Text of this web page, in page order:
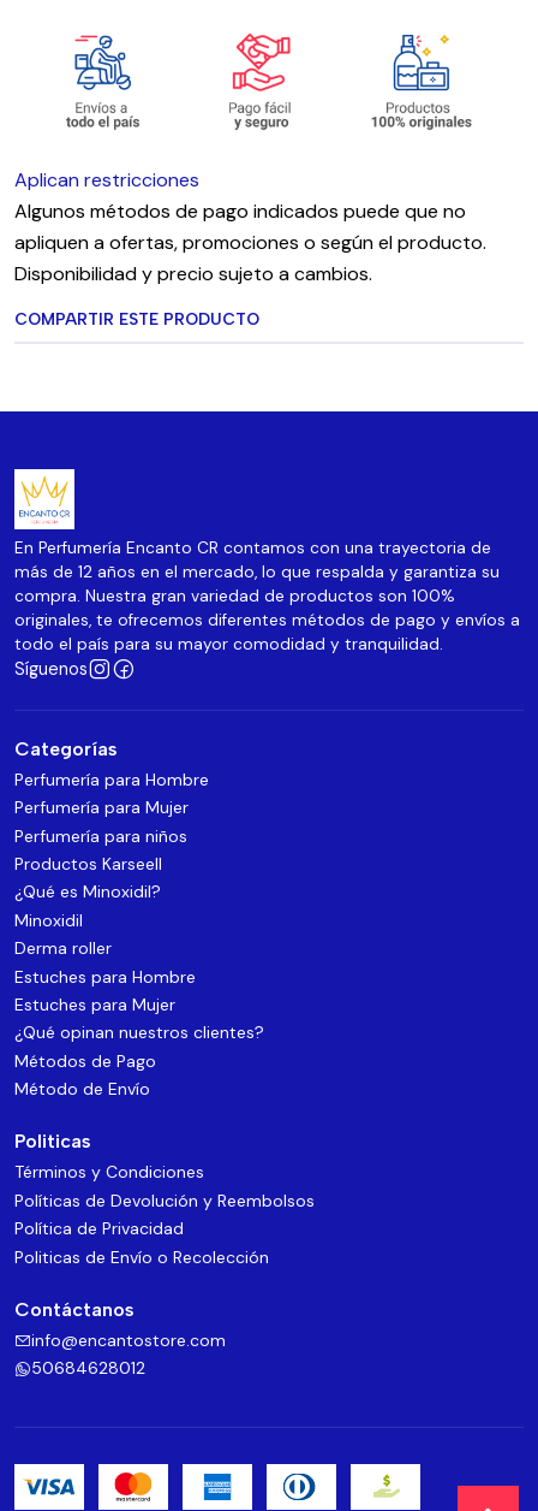
Aplican restricciones
Algunos métodos de pago indicados puede que no
apliquen a ofertas, promociones o según el producto.
Disponibilidad y precio sujeto a cambios.
COMPARTIR ESTE PRODUCTO
En Perfumería Encanto CR contamos con una trayectoria de
más de 12 años en el mercado, lo que respalda y garantiza su
compra. Nuestra gran variedad de productos son 100%
originales, te ofrecemos diferentes métodos de pago y envíos a
todo el país para su mayor comodidad y tranquilidad.
Síguenos
Categorías
Perfumería para Hombre
Perfumería para Mujer
Perfumería para niños
Productos Karseell
¿Qué es Minoxidil?
Minoxidil
Derma roller
Estuches para Hombre
Estuches para Mujer
¿Qué opinan nuestros clientes?
Métodos de Pago
Método de Envío
Politicas
Términos y Condiciones
Políticas de Devolución y Reembolsos
Política de Privacidad
Politicas de Envío o Recolección
Contáctanos
info@encantostore.com
50684628012